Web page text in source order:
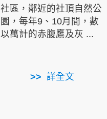
社區，鄰近的社頂自然公
園，每年9、10月間，數
以萬計的赤腹鷹及灰 ...
詳全文